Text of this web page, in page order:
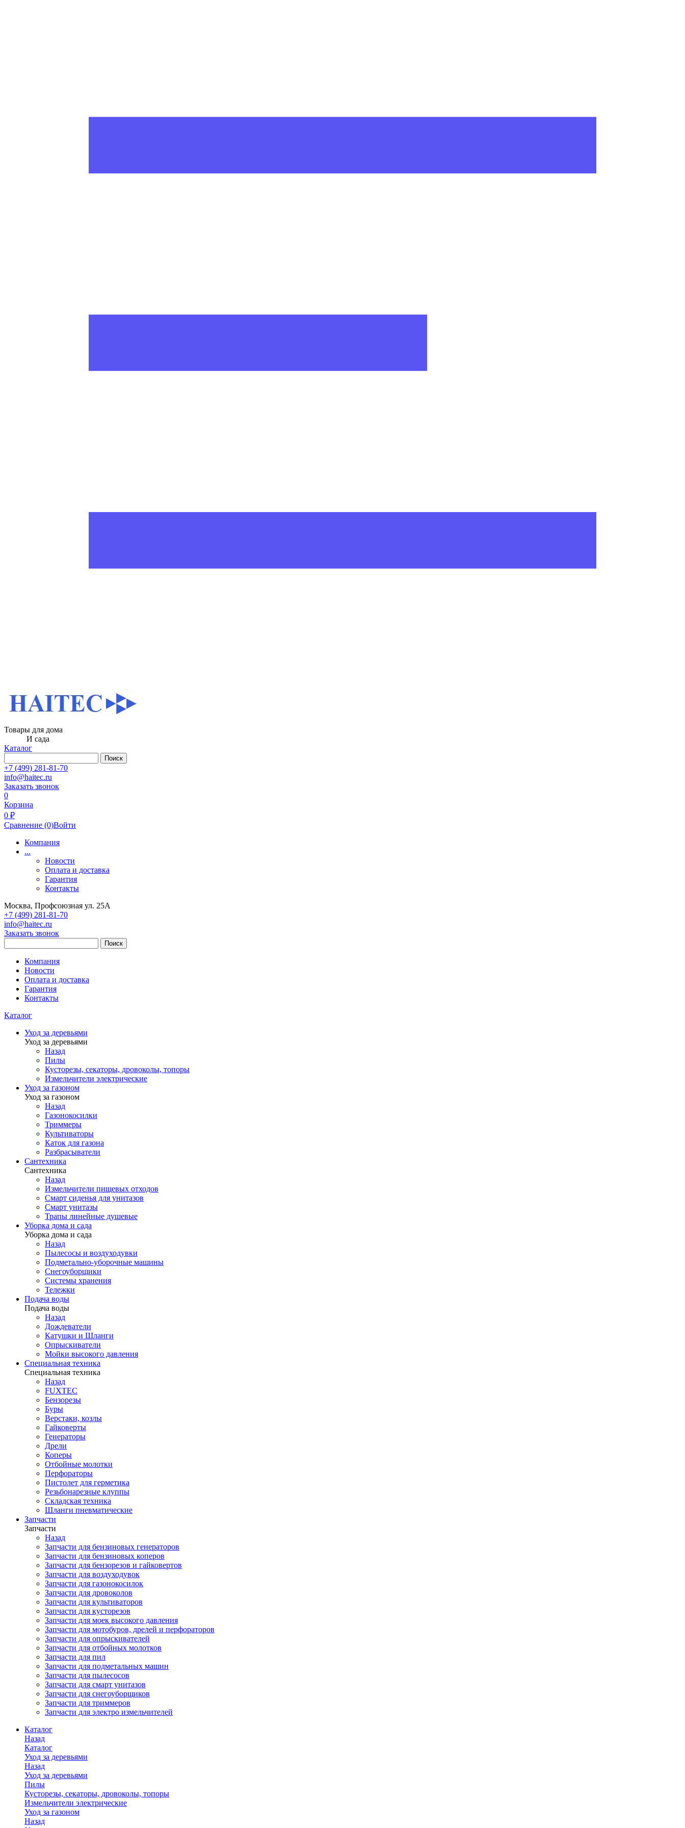
Товары для дома
И сада
Каталог
Поиск
+7 (499) 281-81-70
info@haitec.ru
Заказать звонок
0
Корзина
0 ₽
Сравнение (0)Войти
Компания
...
Новости
Оплата и доставка
Гарантия
Контакты
Москва, Профсоюзная ул. 25А
+7 (499) 281-81-70
info@haitec.ru
Заказать звонок
Поиск
Компания
Новости
Оплата и доставка
Гарантия
Контакты
Каталог
Уход за деревьями
Уход за деревьями
Назад
Пилы
Кусторезы, секаторы, дровоколы, топоры
Измельчители электрические
Уход за газоном
Уход за газоном
Назад
Газонокосилки
Триммеры
Культиваторы
Каток для газона
Разбрасыватели
Сантехника
Сантехника
Назад
Измельчители пищевых отходов
Смарт сиденья для унитазов
Смарт унитазы
Трапы линейные душевые
Уборка дома и сада
Уборка дома и сада
Назад
Пылесосы и воздуходувки
Подметально-уборочные машины
Снегоуборщики
Системы хранения
Тележки
Подача воды
Подача воды
Назад
Дождеватели
Катушки и Шланги
Опрыскиватели
Мойки высокого давления
Специальная техника
Специальная техника
Назад
FUXTEC
Бензорезы
Буры
Верстаки, козлы
Гайковерты
Генераторы
Дрели
Коперы
Отбойные молотки
Перфораторы
Пистолет для герметика
Резьбонарезные клуппы
Складская техника
Шланги пневматические
Запчасти
Запчасти
Назад
Запчасти для бензиновых генераторов
Запчасти для бензиновых коперов
Запчасти для бензорезов и гайковертов
Запчасти для воздуходувок
Запчасти для газонокосилок
Запчасти для дровоколов
Запчасти для культиваторов
Запчасти для кусторезов
Запчасти для моек высокого давления
Запчасти для мотобуров, дрелей и перфораторов
Запчасти для опрыскивателей
Запчасти для отбойных молотков
Запчасти для пил
Запчасти для подметальных машин
Запчасти для пылесосов
Запчасти для смарт унитазов
Запчасти для снегоуборщиков
Запчасти для триммеров
Запчасти для электро измельчителей
Каталог
Назад
Каталог
Уход за деревьями
Назад
Уход за деревьями
Пилы
Кусторезы, секаторы, дровоколы, топоры
Измельчители электрические
Уход за газоном
Назад